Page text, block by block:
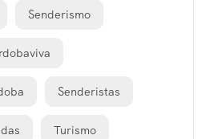
Senderismo
Senderistas
Turismo